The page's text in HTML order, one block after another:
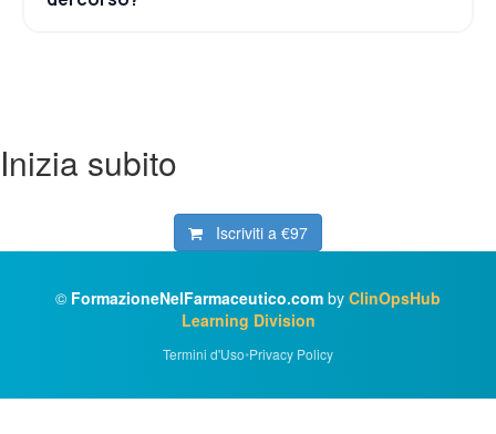
Inizia subito
Iscriviti a €97
© FormazioneNelFarmaceutico.com by ClinOpsHub
Learning Division
Termini d'Uso•Privacy Policy